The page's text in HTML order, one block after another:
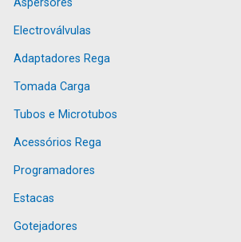
Aspersores
Electroválvulas
Adaptadores Rega
Tomada Carga
Tubos e Microtubos
Acessórios Rega
Programadores
Estacas
Gotejadores